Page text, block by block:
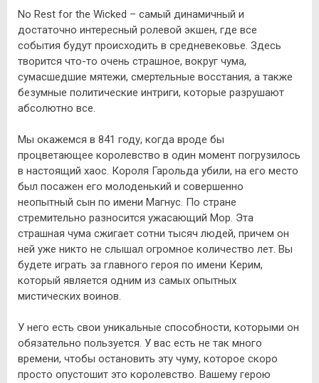
No Rest for the Wicked – самый динамичный и
достаточно интересный ролевой экшен, где все
события будут происходить в средневековье. Здесь
творится что-то очень страшное, вокруг чума,
сумасшедшие мятежи, смертельные восстания, а также
безумные политические интриги, которые разрушают
абсолютно все.
Мы окажемся в 841 году, когда вроде бы
процветающее королевство в один момент погрузилось
в настоящий хаос. Короля Гарольда убили, на его место
был посажен его молоденький и совершенно
неопытный сын по имени Магнус. По стране
стремительно разносится ужасающий Мор. Эта
страшная чума сжигает сотни тысяч людей, причем он
ней уже никто не слышал огромное количество лет. Вы
будете играть за главного героя по имени Керим,
который является одним из самых опытных
мистических воинов.
У него есть свои уникальные способности, которыми он
обязательно пользуется. У вас есть не так много
времени, чтобы остановить эту чуму, которое скоро
просто опустошит это королевство. Вашему герою